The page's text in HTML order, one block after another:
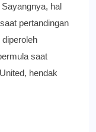
hal
pertandingan
saat
hendak